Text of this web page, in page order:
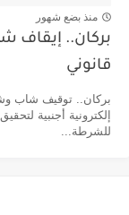
منذ بضع شهور
بركان.. إيقاف
قانوني
بركان.. توقيف شاب
إلكترونية أجنبية
للشرطة...